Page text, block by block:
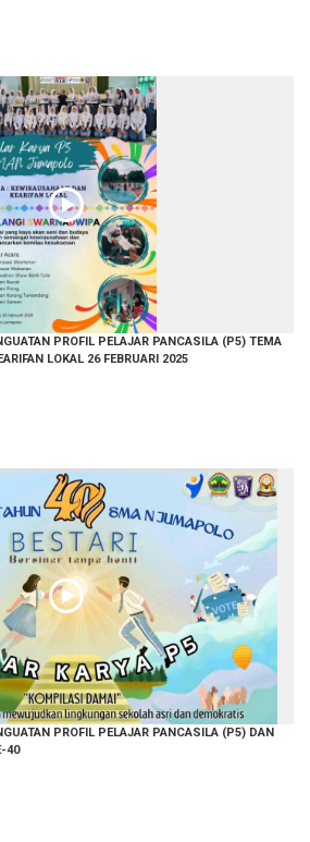
PROFIL PELAJAR PANCASILA (P5) TEMA
LOKAL 26 FEBRUARI 2025
PROFIL PELAJAR PANCASILA (P5) DAN
40